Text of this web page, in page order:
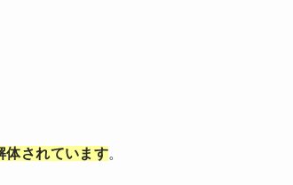
体されています。